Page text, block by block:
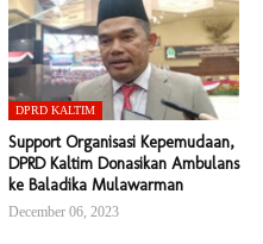
DPRD KALTIM
Support Organisasi Kepemudaan,
DPRD Kaltim Donasikan Ambulans
ke Baladika Mulawarman
December 06, 2023